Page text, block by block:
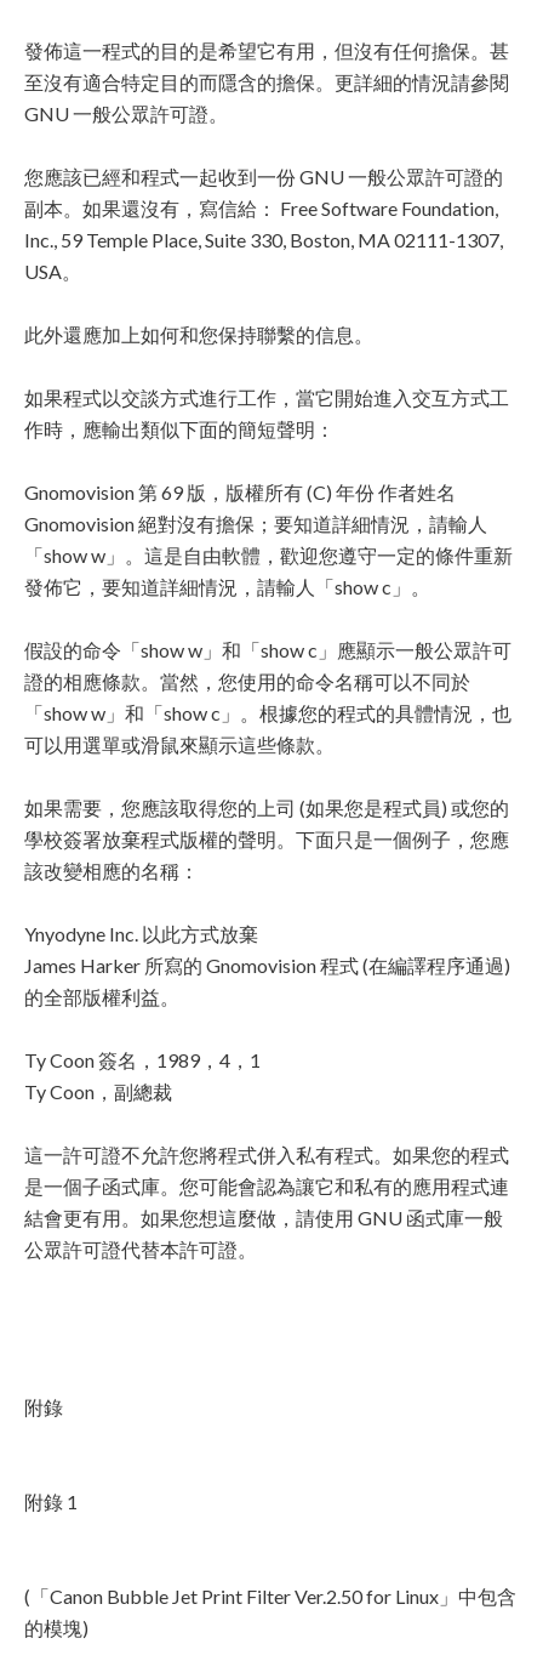
發佈這一程式的目的是希望它有用，但沒有任何擔保。甚
至沒有適合特定目的而隱含的擔保。更詳細的情況請參閱
GNU 一般公眾許可證。
您應該已經和程式一起收到一份 GNU 一般公眾許可證的
副本。如果還沒有，寫信給： Free Software Foundation,
Inc., 59 Temple Place, Suite 330, Boston, MA 02111-1307,
USA。
此外還應加上如何和您保持聯繫的信息。
如果程式以交談方式進行工作，當它開始進入交互方式工
作時，應輸出類似下面的簡短聲明：
Gnomovision 第 69 版，版權所有 (C) 年份 作者姓名
Gnomovision 絕對沒有擔保；要知道詳細情況，請輸人
「show w」。這是自由軟體，歡迎您遵守一定的條件重新
發佈它，要知道詳細情況，請輸人「show c」。
假設的命令「show w」和「show c」應顯示一般公眾許可
證的相應條款。當然，您使用的命令名稱可以不同於
「show w」和「show c」。根據您的程式的具體情況，也
可以用選單或滑鼠來顯示這些條款。
如果需要，您應該取得您的上司 (如果您是程式員) 或您的
學校簽署放棄程式版權的聲明。下面只是一個例子，您應
該改變相應的名稱：
Ynyodyne Inc. 以此方式放棄
James Harker 所寫的 Gnomovision 程式 (在編譯程序通過)
的全部版權利益。
Ty Coon 簽名，1989，4，1
Ty Coon，副總裁
這一許可證不允許您將程式併入私有程式。如果您的程式
是一個子函式庫。您可能會認為讓它和私有的應用程式連
結會更有用。如果您想這麼做，請使用 GNU 函式庫一般
公眾許可證代替本許可證。
附錄
附錄 1
(「Canon Bubble Jet Print Filter Ver.2.50 for Linux」中包含
的模塊)